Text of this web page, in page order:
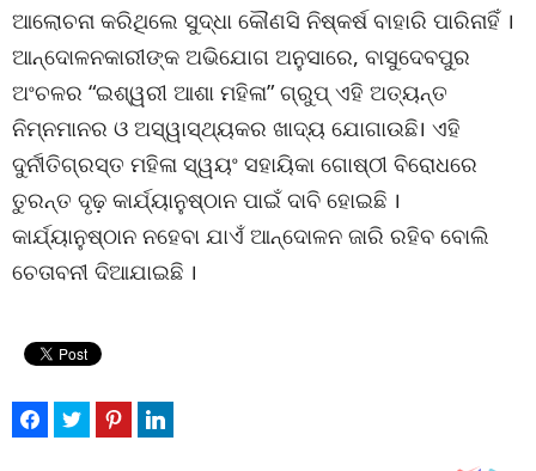
ଆଲୋଚନା କରିଥିଲେ ସୁଦ୍ଧା କୌଣସି ନିଷ୍କର୍ଷ ବାହାରି ପାରିନାହିଁ ।
ଆନ୍ଦୋଳନକାରୀଙ୍କ ଅଭିଯୋଗ ଅନୁସାରେ, ବାସୁଦେବପୁର
ଅଂଚଳର “ଇଶ୍ୱରୀ ଆଶା ମହିଳା” ଗ୍ରୁପ୍ ଏହି ଅତ୍ୟନ୍ତ
ନିମ୍ନମାନର ଓ ଅସ୍ୱାସ୍ଥ୍ୟକର ଖାଦ୍ୟ ଯୋଗାଉଛି। ଏହି
ଦୁର୍ନୀତିଗ୍ରସ୍ତ ମହିଳା ସ୍ୱୟଂ ସହାୟିକା ଗୋଷ୍ଠୀ ବିରୋଧରେ
ତୁରନ୍ତ ଦୃଢ଼ କାର୍ଯ୍ୟାନୁଷ୍ଠାନ ପାଇଁ ଦାବି ହୋଇଛି ।
କାର୍ଯ୍ୟାନୁଷ୍ଠାନ ନହେବା ଯାଏଁ ଆନ୍ଦୋଳନ ଜାରି ରହିବ ବୋଲି
ଚେତାବନୀ ଦିଆଯାଇଛି ।